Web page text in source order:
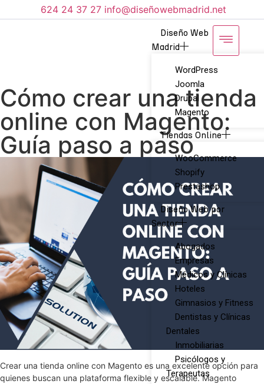
624 24 37 27 info@diseñowebmadrid.net
Diseño Web
Madrid
WordPress
Joomla
Drupal
Magento
Tiendas Online
WooCommerce
Shopify
Prestashop
Diseño Web por
Sector
Abogados
Empresas
Médicos y Clínicas
Hoteles
Gimnasios y Fitness
Dentistas y Clínicas
Dentales
Inmobiliarias
Psicólogos y
Terapeutas
Cómo crear una tienda
online con Magento:
Guía paso a paso
Crear una tienda online con Magento es una excelente opción para
quienes buscan una plataforma flexible y escalable. Magento